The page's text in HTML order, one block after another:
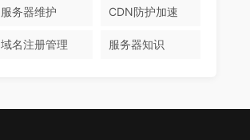
服务器维护 CDN防护加速
域名注册管理 服务器知识